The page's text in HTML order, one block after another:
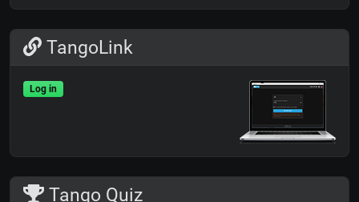
TangoLink
Log in
Tango Quiz